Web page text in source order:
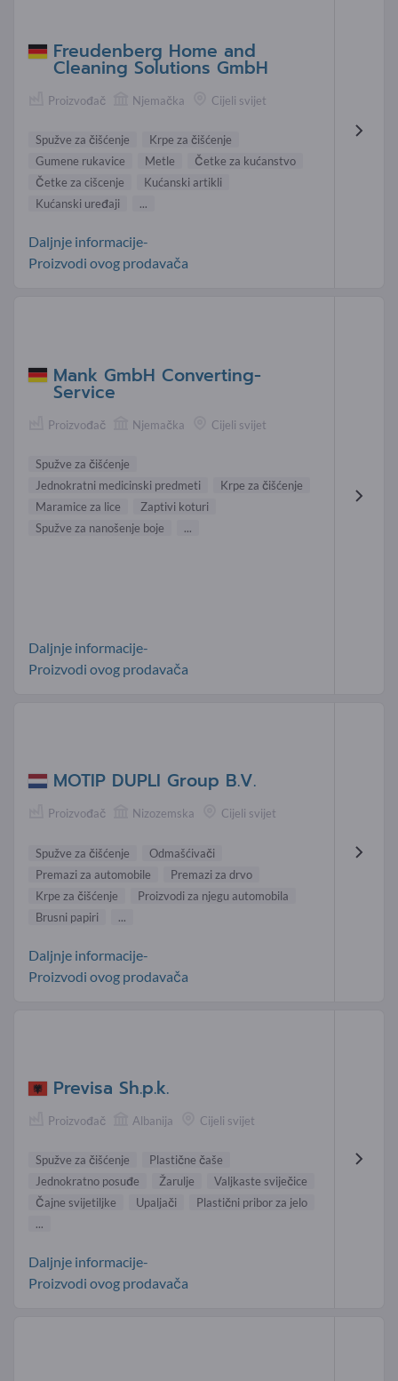
Freudenberg Home and
Cleaning Solutions GmbH
Proizvođač Njemačka Cijeli svijet
Spužve za čišćenje
Krpe za čišćenje
Gumene rukavice
Metle
Četke za kućanstvo
Četke za cišcenje
Kućanski artikli
Kućanski uređaji
...
Daljnje informacije-
Proizvodi ovog prodavača
Mank GmbH Converting-
Service
Proizvođač Njemačka Cijeli svijet
Spužve za čišćenje
Jednokratni medicinski predmeti
Krpe za čišćenje
Maramice za lice
Zaptivi koturi
Spužve za nanošenje boje
...
Daljnje informacije-
Proizvodi ovog prodavača
MOTIP DUPLI Group B.V.
Proizvođač Nizozemska Cijeli svijet
Spužve za čišćenje
Odmašćivači
Premazi za automobile
Premazi za drvo
Krpe za čišćenje
Proizvodi za njegu automobila
Brusni papiri
...
Daljnje informacije-
Proizvodi ovog prodavača
Previsa Sh.p.k.
Proizvođač Albanija Cijeli svijet
Spužve za čišćenje
Plastične čaše
Jednokratno posuđe
Žarulje
Valjkaste sviječice
Čajne svijetiljke
Upaljači
Plastični pribor za jelo
...
Daljnje informacije-
Proizvodi ovog prodavača